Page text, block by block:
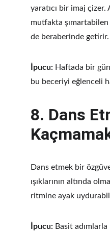
yaratıcı bir imaj çizer.
mutfakta
de beraberinde getirir.
İpucu: Haftada bir
bu beceriyi eğlenceli
8. Dans
Dans etmek bir
ışıklarının altında
ritmine ayak
İpucu: Basit